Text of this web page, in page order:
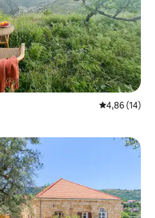
Évaluation
4,86 (14)